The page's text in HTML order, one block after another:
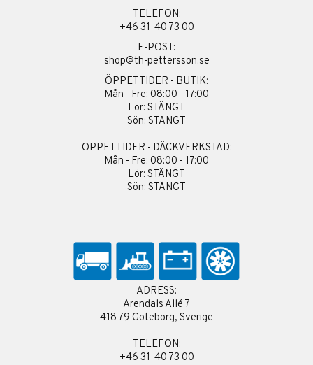
TELEFON:
+46 31-40 73 00
E-POST:
shop@th-pettersson.se
ÖPPETTIDER - BUTIK:
Mån - Fre: 08:00 - 17:00
Lör: STÄNGT
Sön: STÄNGT
ÖPPETTIDER - DÄCKVERKSTAD:
Mån - Fre: 08:00 - 17:00
Lör: STÄNGT
Sön: STÄNGT
ADRESS:
Arendals Allé 7
418 79 Göteborg, Sverige
TELEFON:
+46 31-40 73 00